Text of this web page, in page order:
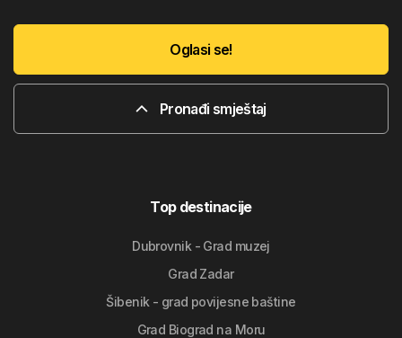
Oglasi se!
Pronađi smještaj
Top destinacije
Dubrovnik - Grad muzej
Grad Zadar
Šibenik - grad povijesne baštine
Grad Biograd na Moru